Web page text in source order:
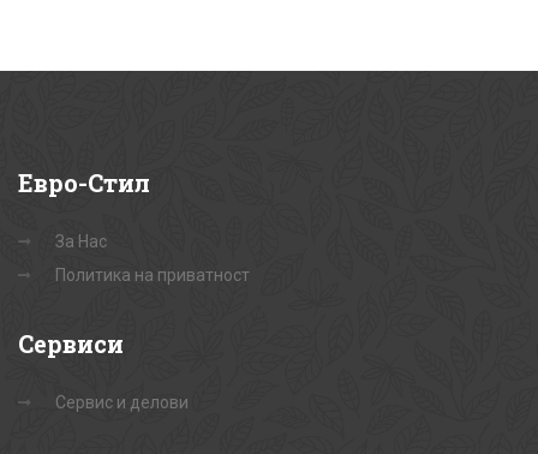
Евро-Стил
За Нас
Политика на приватност
Сервиси
Сервис и делови